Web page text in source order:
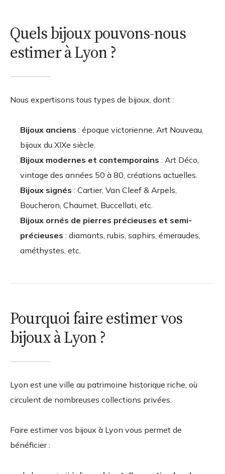
Quels bijoux pouvons-nous
estimer à Lyon ?
Nous expertisons tous types de bijoux, dont :
Bijoux anciens : époque victorienne, Art Nouveau,
bijoux du XIXe siècle.
Bijoux modernes et contemporains : Art Déco,
vintage des années 50 à 80, créations actuelles.
Bijoux signés : Cartier, Van Cleef & Arpels,
Boucheron, Chaumet, Buccellati, etc.
Bijoux ornés de pierres précieuses et semi-
précieuses : diamants, rubis, saphirs, émeraudes,
améthystes, etc.
Pourquoi faire estimer vos
bijoux à Lyon ?
Lyon est une ville au patrimoine historique riche, où
circulent de nombreuses collections privées.
Faire estimer vos bijoux à Lyon vous permet de
bénéficier :